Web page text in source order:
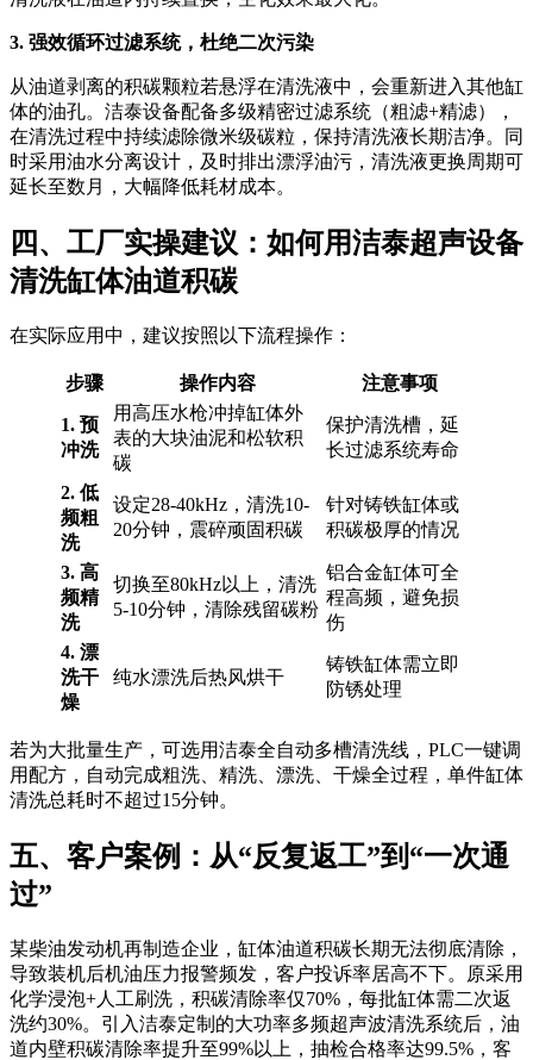
3. 强效循环过滤系统，杜绝二次污染
从油道剥离的积碳颗粒若悬浮在清洗液中，会重新进入其他缸
体的油孔。洁泰设备配备多级精密过滤系统（粗滤+精滤），
在清洗过程中持续滤除微米级碳粒，保持清洗液长期洁净。同
时采用油水分离设计，及时排出漂浮油污，清洗液更换周期可
延长至数月，大幅降低耗材成本。
四、工厂实操建议：如何用洁泰超声设备
清洗缸体油道积碳
在实际应用中，建议按照以下流程操作：
步骤 操作内容 注意事项
1. 预
冲洗
用高压水枪冲掉缸体外
表的大块油泥和松软积
碳
保护清洗槽，延
长过滤系统寿命
2. 低
频粗
洗
设定28-40kHz，清洗10-
20分钟，震碎顽固积碳
针对铸铁缸体或
积碳极厚的情况
3. 高
频精
洗
切换至80kHz以上，清洗
5-10分钟，清除残留碳粉
铝合金缸体可全
程高频，避免损
伤
4. 漂
洗干
燥
纯水漂洗后热风烘干
铸铁缸体需立即
防锈处理
若为大批量生产，可选用洁泰全自动多槽清洗线，PLC一键调
用配方，自动完成粗洗、精洗、漂洗、干燥全过程，单件缸体
清洗总耗时不超过15分钟。
五、客户案例：从“反复返工”到“一次通
过”
某柴油发动机再制造企业，缸体油道积碳长期无法彻底清除，
导致装机后机油压力报警频发，客户投诉率居高不下。原采用
化学浸泡+人工刷洗，积碳清除率仅70%，每批缸体需二次返
洗约30%。引入洁泰定制的大功率多频超声波清洗系统后，油
道内壁积碳清除率提升至99%以上，抽检合格率达99.5%，客